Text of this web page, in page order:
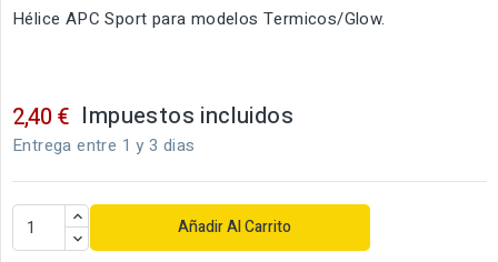
Hélice APC Sport para modelos Termicos/Glow.
2,40 € Impuestos incluidos
Entrega entre 1 y 3 dias
Añadir Al Carrito